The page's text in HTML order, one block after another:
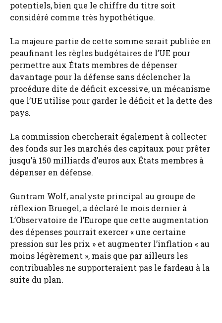
potentiels, bien que le chiffre du titre soit
considéré comme très hypothétique.
La majeure partie de cette somme serait publiée en
peaufinant les règles budgétaires de l’UE pour
permettre aux États membres de dépenser
davantage pour la défense sans déclencher la
procédure dite de déficit excessive, un mécanisme
que l’UE utilise pour garder le déficit et la dette des
pays.
La commission chercherait également à collecter
des fonds sur les marchés des capitaux pour prêter
jusqu’à 150 milliards d’euros aux États membres à
dépenser en défense.
Guntram Wolf, analyste principal au groupe de
réflexion Bruegel, a déclaré le mois dernier à
L’Observatoire de l’Europe que cette augmentation
des dépenses pourrait exercer « une certaine
pression sur les prix » et augmenter l’inflation « au
moins légèrement », mais que par ailleurs les
contribuables ne supporteraient pas le fardeau à la
suite du plan.